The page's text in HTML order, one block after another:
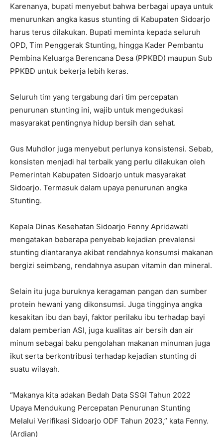
Karenanya, bupati menyebut bahwa berbagai upaya untuk
menurunkan angka kasus stunting di Kabupaten Sidoarjo
harus terus dilakukan. Bupati meminta kepada seluruh
OPD, Tim Penggerak Stunting, hingga Kader Pembantu
Pembina Keluarga Berencana Desa (PPKBD) maupun Sub
PPKBD untuk bekerja lebih keras.
Seluruh tim yang tergabung dari tim percepatan
penurunan stunting ini, wajib untuk mengedukasi
masyarakat pentingnya hidup bersih dan sehat.
Gus Muhdlor juga menyebut perlunya konsistensi. Sebab,
konsisten menjadi hal terbaik yang perlu dilakukan oleh
Pemerintah Kabupaten Sidoarjo untuk masyarakat
Sidoarjo. Termasuk dalam upaya penurunan angka
Stunting.
Kepala Dinas Kesehatan Sidoarjo Fenny Apridawati
mengatakan beberapa penyebab kejadian prevalensi
stunting diantaranya akibat rendahnya konsumsi makanan
bergizi seimbang, rendahnya asupan vitamin dan mineral.
Selain itu juga buruknya keragaman pangan dan sumber
protein hewani yang dikonsumsi. Juga tingginya angka
kesakitan ibu dan bayi, faktor perilaku ibu terhadap bayi
dalam pemberian ASI, juga kualitas air bersih dan air
minum sebagai baku pengolahan makanan minuman juga
ikut serta berkontribusi terhadap kejadian stunting di
suatu wilayah.
“Makanya kita adakan Bedah Data SSGI Tahun 2022
Upaya Mendukung Percepatan Penurunan Stunting
Melalui Verifikasi Sidoarjo ODF Tahun 2023,” kata Fenny.
(Ardian)